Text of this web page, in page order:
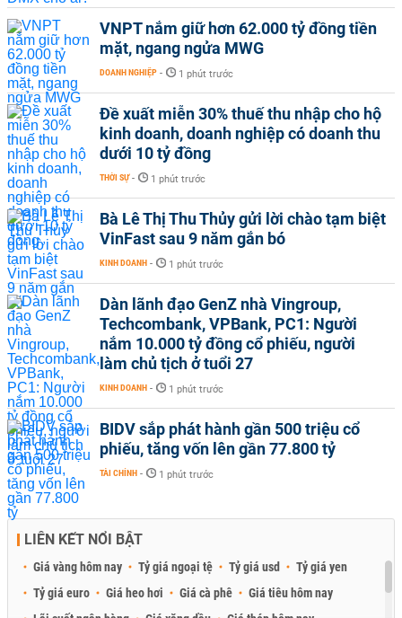
VNPT nắm giữ hơn 62.000 tỷ đồng tiền
mặt, ngang ngửa MWG
DOANH NGHIỆP - 1 phút trước
Đề xuất miễn 30% thuế thu nhập cho hộ
kinh doanh, doanh nghiệp có doanh thu
dưới 10 tỷ đồng
THỜI SỰ - 1 phút trước
Bà Lê Thị Thu Thủy gửi lời chào tạm biệt
VinFast sau 9 năm gắn bó
KINH DOANH - 1 phút trước
Dàn lãnh đạo GenZ nhà Vingroup,
Techcombank, VPBank, PC1: Người
nắm 10.000 tỷ đồng cổ phiếu, người
làm chủ tịch ở tuổi 27
KINH DOANH - 1 phút trước
BIDV sắp phát hành gần 500 triệu cổ
phiếu, tăng vốn lên gần 77.800 tỷ
TÀI CHÍNH - 1 phút trước
LIÊN KẾT NỔI BẬT
Giá vàng hôm nay Tỷ giá ngoại tệ Tỷ giá usd
Tỷ giá yen
Tỷ giá euro
Giá heo hơi Giá cà phê
Giá tiêu hôm nay